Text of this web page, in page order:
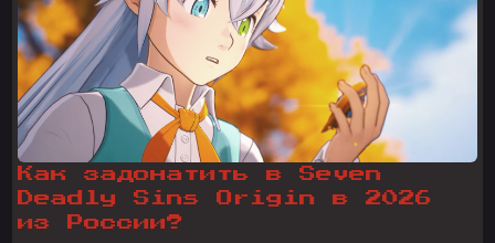
Как задонатить в Seven
Deadly Sins Origin в 2026
из России?